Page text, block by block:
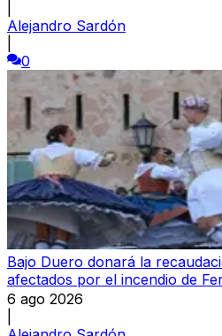
Alejandro Sardón
0
Bajo Duero donará la
afectados por el incendio de
6 ago 2026